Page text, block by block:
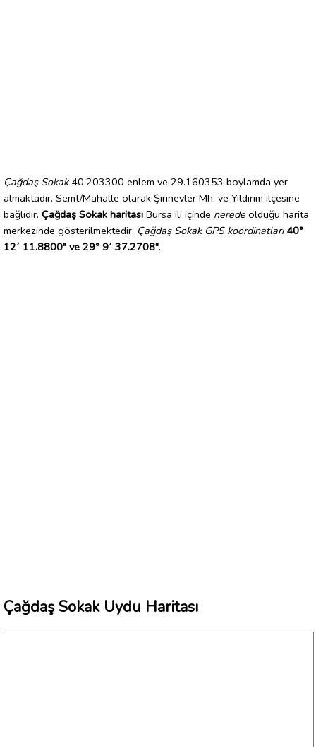
Çağdaş Sokak40.203300 enlem ve 29.160353 boylamda yer
almaktadır. Semt/Mahalle olarak Şirinevler Mh. ve Yıldırım ilçesine
bağlıdır. Çağdaş Sokak haritası Bursa ili içinde nerede olduğu harita
merkezinde gösterilmektedir. Çağdaş Sokak GPS koordinatları 40°
12´ 11.8800" ve 29° 9´ 37.2708".
Çağdaş Sokak Uydu Haritası